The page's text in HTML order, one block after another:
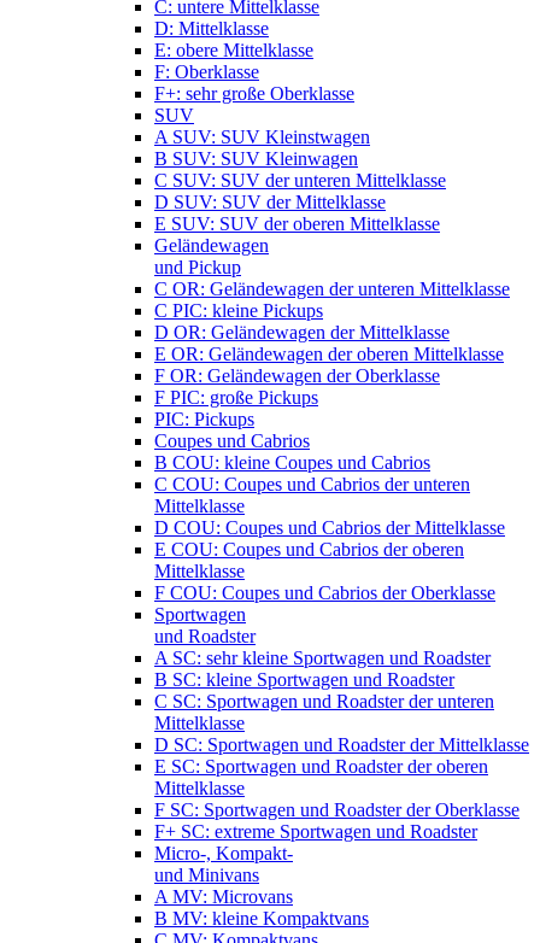
C: untere Mittelklasse
D: Mittelklasse
E: obere Mittelklasse
F: Oberklasse
F+: sehr große Oberklasse
SUV
A SUV: SUV Kleinstwagen
B SUV: SUV Kleinwagen
C SUV: SUV der unteren Mittelklasse
D SUV: SUV der Mittelklasse
E SUV: SUV der oberen Mittelklasse
Geländewagen
und Pickup
C OR: Geländewagen der unteren Mittelklasse
C PIC: kleine Pickups
D OR: Geländewagen der Mittelklasse
E OR: Geländewagen der oberen Mittelklasse
F OR: Geländewagen der Oberklasse
F PIC: große Pickups
PIC: Pickups
Coupes und Cabrios
B COU: kleine Coupes und Cabrios
C COU: Coupes und Cabrios der unteren
Mittelklasse
D COU: Coupes und Cabrios der Mittelklasse
E COU: Coupes und Cabrios der oberen
Mittelklasse
F COU: Coupes und Cabrios der Oberklasse
Sportwagen
und Roadster
A SC: sehr kleine Sportwagen und Roadster
B SC: kleine Sportwagen und Roadster
C SC: Sportwagen und Roadster der unteren
Mittelklasse
D SC: Sportwagen und Roadster der Mittelklasse
E SC: Sportwagen und Roadster der oberen
Mittelklasse
F SC: Sportwagen und Roadster der Oberklasse
F+ SC: extreme Sportwagen und Roadster
Micro-, Kompakt-
und Minivans
A MV: Microvans
B MV: kleine Kompaktvans